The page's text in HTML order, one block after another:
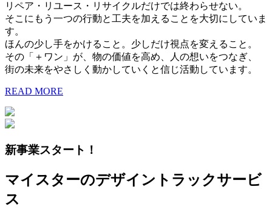
リペア・リユース・リサイクルだけでは終わらせない。
そこにもう一つの行動と工夫を加えることを大切にしていま
す。
ほんの少し手をかけること。少しだけ視点を変えること。
その「＋ワン」が、物の価値を高め、人の想いをつなぎ、
街の未来をやさしく動かしていくと信じ活動しています。
READ MORE
新事業スタート！
マイスターのデザイントラックサービ
ス